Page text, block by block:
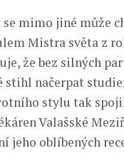
mimo jiné může
Mistra světa z
že bez silných
načerpat
stylu tak
Valašské
jeho oblíbených